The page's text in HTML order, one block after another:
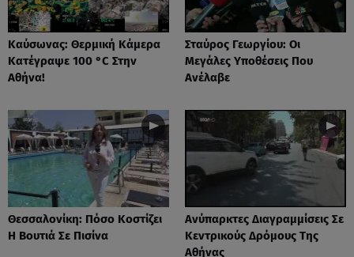
Καύσωνας: Θερμική Κάμερα
Κατέγραψε 100 °C Στην
Αθήνα!
Σταύρος Γεωργίου: Οι
Μεγάλες Υποθέσεις Που
Ανέλαβε
Θεσσαλονίκη: Πόσο Κοστίζει
Η Βουτιά Σε Πισίνα
Ανύπαρκτες Διαγραμμίσεις Σε
Κεντρικούς Δρόμους Της
Αθήνας